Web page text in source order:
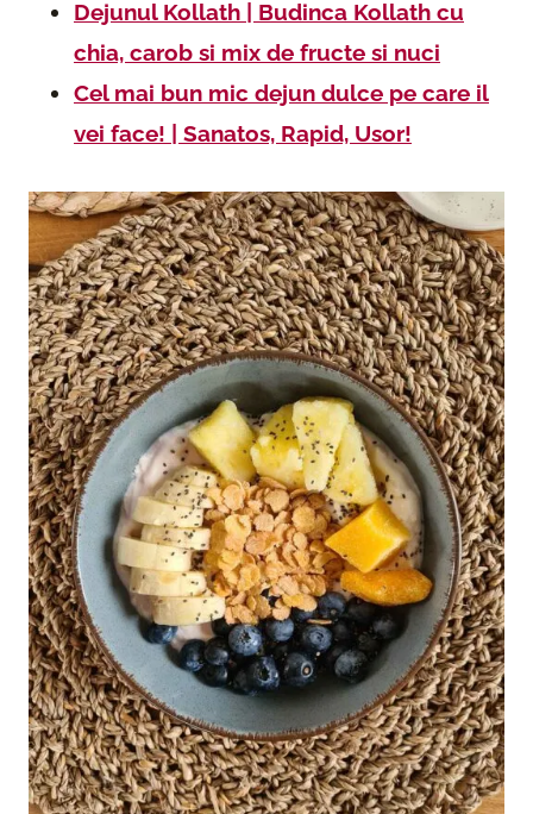
Dejunul Kollath | Budinca Kollath cu
chia, carob si mix de fructe si nuci
Cel mai bun mic dejun dulce pe care il
vei face! | Sanatos, Rapid, Usor!